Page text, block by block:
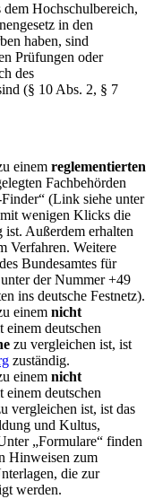
Hochschulbereich,
in den
haben, sind
Prüfungen oder
des
(§ 10 Abs. 2, § 7
einem reglementierten
Fachbehörden
(Link siehe unter
wenigen Klicks die
Außerdem erhalten
Verfahren. Weitere
Bundesamtes für
der Nummer +49
ins deutsche Festnetz).
einem nicht
deutschen
zu vergleichen ist, ist
zuständig.
einem nicht
deutschen
vergleichen ist, ist das
und Kultus,
„Formulare“ finden
Hinweisen zum
die zur
werden.